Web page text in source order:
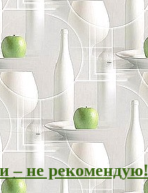
– не рекомендую!